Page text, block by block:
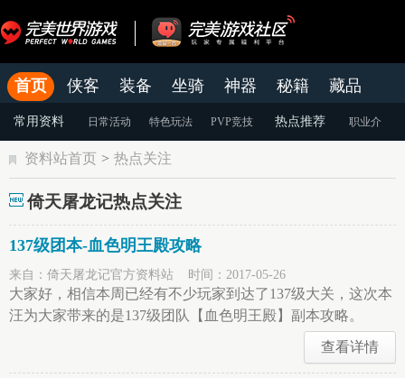
首页 侠客 装备 坐骑 神器 秘籍
藏品
结婚
官网 论坛 老虎游戏APP
常用资料 日常活动 特色玩法 PVP竞技 热点推荐 职业介
绍 装备强化 游戏攻略
资料站首页 > 热点关注
倚天屠龙记热点关注
137级团本-血色明王殿攻略
来自：倚天屠龙记官方资料站 时间：2017-05-26
大家好，相信本周已经有不少玩家到达了137级大关，这次本
汪为大家带来的是137级团队【血色明王殿】副本攻略。
查看详情